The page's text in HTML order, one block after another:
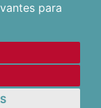
para